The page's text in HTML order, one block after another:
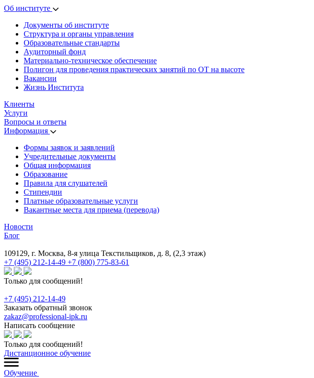
Об институте
Документы об институте
Структура и органы управления
Образовательные стандарты
Аудиторный фонд
Материально-техническое обеспечение
Полигон для проведения практических занятий по ОТ на высоте
Вакансии
Жизнь Института
Клиенты
Услуги
Вопросы и ответы
Информация
Формы заявок и заявлений
Учредительные документы
Общая информация
Образование
Правила для слушателей
Стипендии
Платные образовательные услуги
Вакантные места для приема (перевода)
Новости
Блог
109129, г. Москва, 8-я улица Текстильщиков, д. 8, (2,3 этаж)
+7 (495) 212-14-49 +7 (800) 775-83-61
Только для сообщений!
+7 (495) 212-14-49
Заказать обратный звонок
zakaz@professional-ipk.ru
Написать сообщение
Только для сообщений!
Дистанционное обучение
Обучение